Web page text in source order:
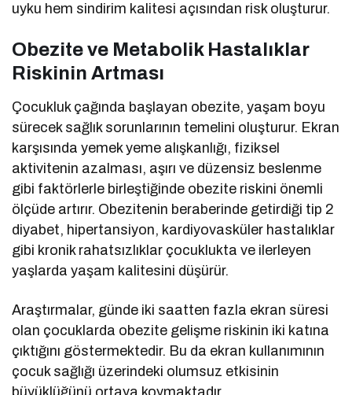
uyku hem sindirim kalitesi açısından risk oluşturur.
Obezite ve Metabolik Hastalıklar
Riskinin Artması
Çocukluk çağında başlayan obezite, yaşam boyu
sürecek sağlık sorunlarının temelini oluşturur. Ekran
karşısında yemek yeme alışkanlığı, fiziksel
aktivitenin azalması, aşırı ve düzensiz beslenme
gibi faktörlerle birleştiğinde obezite riskini önemli
ölçüde artırır. Obezitenin beraberinde getirdiği tip 2
diyabet, hipertansiyon, kardiyovasküler hastalıklar
gibi kronik rahatsızlıklar çocuklukta ve ilerleyen
yaşlarda yaşam kalitesini düşürür.
Araştırmalar, günde iki saatten fazla ekran süresi
olan çocuklarda obezite gelişme riskinin iki katına
çıktığını göstermektedir. Bu da ekran kullanımının
çocuk sağlığı üzerindeki olumsuz etkisinin
büyüklüğünü ortaya koymaktadır.